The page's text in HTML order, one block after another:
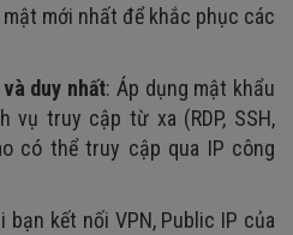
mới nhất để khắc phục các
duy nhất: Áp dụng mật khẩu
vụ truy cập từ xa (RDP, SSH,
có thể truy cập qua IP công
bạn kết nối VPN, Public IP của